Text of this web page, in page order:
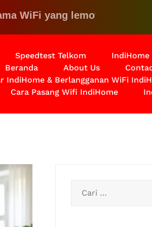
yang lemot? Klik disini
Speedtest Telkom
IndiHome
Beranda
About Us
IndiHome & Berlangganan WiFi
Cara Pasang Wifi IndiHome
untuk: